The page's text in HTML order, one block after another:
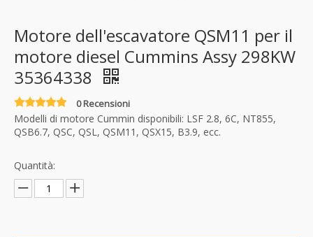
Motore dell'escavatore QSM11 per il
motore diesel Cummins Assy 298KW
35364338
0 Recensioni
Modelli di motore Cummin disponibili: LSF 2.8, 6C, NT855,
QSB6.7, QSC, QSL, QSM11, QSX15, B3.9, ecc.
Quantità: